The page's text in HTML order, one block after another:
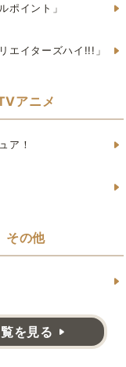
ポイント」
エイターズハイ!!!」
アニメ
ア！
その他
を見る